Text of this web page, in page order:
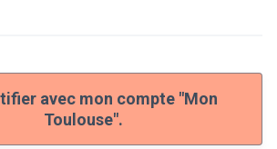
avec mon compte "Mon
Toulouse".